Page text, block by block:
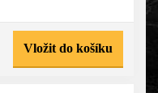
Vložit do košíku